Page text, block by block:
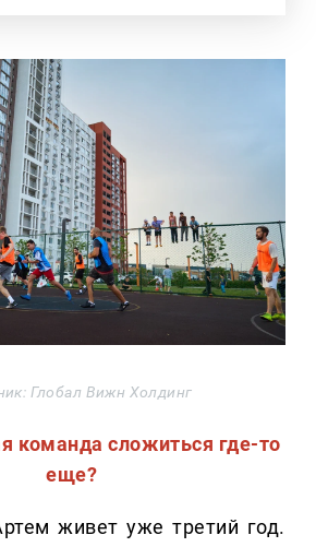
Глобал Вижн Холдинг
команда сложиться где-то
еще?
живет уже третий год.